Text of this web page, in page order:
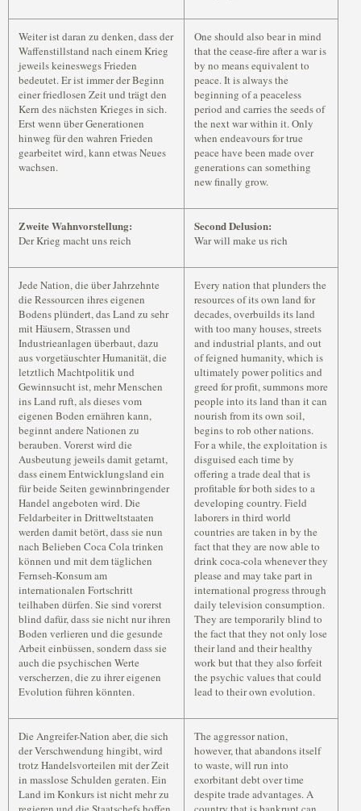
Weiter ist daran zu denken, dass der
Waffenstillstand nach einem Krieg
jeweils keineswegs Frieden
bedeutet. Er ist immer der Beginn
einer friedlosen Zeit und trägt den
Kern des nächsten Krieges in sich.
Erst wenn über Generationen
hinweg für den wahren Frieden
gearbeitet wird, kann etwas Neues
wachsen.
One should also bear in mind
that the cease-fire after a war is
by no means equivalent to
peace. It is always the
beginning of a peaceless
period and carries the seeds of
the next war within it. Only
when endeavours for true
peace have been made over
generations can something
new finally grow.
Zweite Wahnvorstellung:
Der Krieg macht uns reich
Second Delusion:
War will make us rich
Jede Nation, die über Jahrzehnte
die Ressourcen ihres eigenen
Bodens plündert, das Land zu sehr
mit Häusern, Strassen und
Industrieanlagen überbaut, dazu
aus vorgetäuschter Humanität, die
letztlich Machtpolitik und
Gewinnsucht ist, mehr Menschen
ins Land ruft, als dieses vom
eigenen Boden ernähren kann,
beginnt andere Nationen zu
berauben. Vorerst wird die
Ausbeutung jeweils damit getarnt,
dass einem Entwicklungsland ein
für beide Seiten gewinnbringender
Handel angeboten wird. Die
Feldarbeiter in Drittweltstaaten
werden damit betört, dass sie nun
nach Belieben Coca Cola trinken
können und mit dem täglichen
Fernseh-Konsum am
internationalen Fortschritt
teilhaben dürfen. Sie sind vorerst
blind dafür, dass sie nicht nur ihren
Boden verlieren und die gesunde
Arbeit einbüssen, sondern dass sie
auch die psychischen Werte
verscherzen, die zu ihrer eigenen
Evolution führen könnten.
Every nation that plunders the
resources of its own land for
decades, overbuilds its land
with too many houses, streets
and industrial plants, and out
of feigned humanity, which is
ultimately power politics and
greed for profit, summons more
people into its land than it can
nourish from its own soil,
begins to rob other nations.
For a while, the exploitation is
disguised each time by
offering a trade deal that is
profitable for both sides to a
developing country. Field
laborers in third world
countries are taken in by the
fact that they are now able to
drink coca-cola whenever they
please and may take part in
international progress through
daily television consumption.
They are temporarily blind to
the fact that they not only lose
their land and their healthy
work but that they also forfeit
the psychic values that could
lead to their own evolution.
Die Angreifer-Nation aber, die sich
der Verschwendung hingibt, wird
trotz Handelsvorteilen mit der Zeit
in masslose Schulden geraten. Ein
Land im Konkurs ist nicht mehr zu
The aggressor nation,
however, that abandons itself
to waste, will run into
exorbitant debt over time
despite trade advantages. A